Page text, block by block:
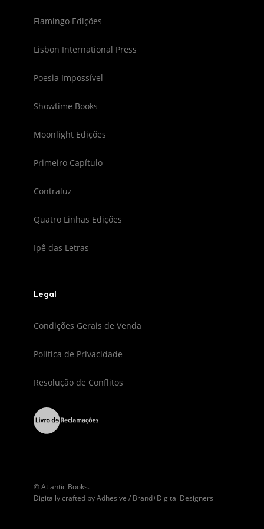
Flamingo Edições
Lisbon International Press
Poesia Impossível
Showtime Books
Moonlight Edições
Primeiro Capítulo
Contraluz
Quatro Linhas Edições
Ipê das Letras
Legal
Condições Gerais de Venda
Política de Privacidade
Resolução de Conflitos
© Atlantic Books.
Digitally crafted byAdhesive / Brand+Digital Designers